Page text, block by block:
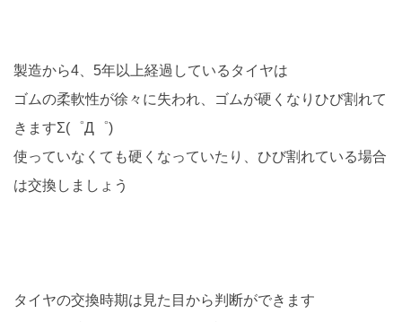
製造から4、5年以上経過しているタイヤは
ゴムの柔軟性が徐々に失われ、ゴムが硬くなりひび割れて
きますΣ(゜Д゜)
使っていなくても硬くなっていたり、ひび割れている場合
は交換しましょう
タイヤの交換時期は見た目から判断ができます